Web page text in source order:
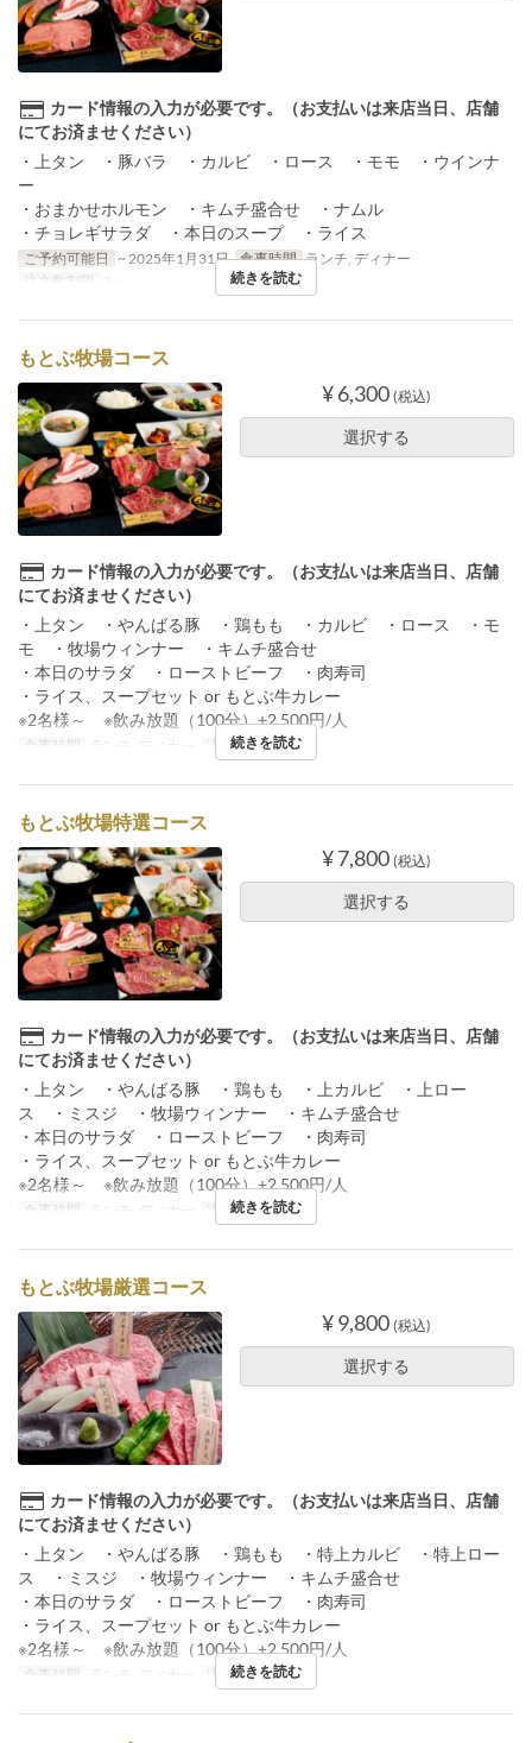
カード情報の入力が必要です。（お支払いは来店当日、店舗
にてお済ませください）
・上タン ・豚バラ ・カルビ ・ロース ・モモ ・ウインナ
ー
・おまかせホルモン ・キムチ盛合せ ・ナムル
・チョレギサラダ ・本日のスープ ・ライス
ご予約可能日 ~ 2025年1月31日 食事時間 ランチ, ディナー
注文数制限
2 ~ 続きを読む
もとぶ牧場コース
¥ 6,300 (税込)
選択する
カード情報の入力が必要です。（お支払いは来店当日、店舗
にてお済ませください）
・上タン ・やんばる豚 ・鶏もも ・カルビ ・ロース ・モ
モ ・牧場ウィンナー ・キムチ盛合せ
・本日のサラダ ・ローストビーフ ・肉寿司
・ライス、スープセット or もとぶ牛カレー
※2名様～ ※飲み放題（100分）+2,500円/人
食事時間 ランチ, ディナー 注文数制限 2 ~
続きを読む
もとぶ牧場特選コース
¥ 7,800 (税込)
選択する
カード情報の入力が必要です。（お支払いは来店当日、店舗
にてお済ませください）
・上タン ・やんばる豚 ・鶏もも ・上カルビ ・上ロー
ス ・ミスジ ・牧場ウィンナー ・キムチ盛合せ
・本日のサラダ ・ローストビーフ ・肉寿司
・ライス、スープセット or もとぶ牛カレー
※2名様～ ※飲み放題（100分）+2,500円/人
食事時間 ランチ, ディナー 注文数制限 2 ~
続きを読む
もとぶ牧場厳選コース
¥ 9,800 (税込)
選択する
カード情報の入力が必要です。（お支払いは来店当日、店舗
にてお済ませください）
・上タン ・やんばる豚 ・鶏もも ・特上カルビ ・特上ロー
ス ・ミスジ ・牧場ウィンナー ・キムチ盛合せ
・本日のサラダ ・ローストビーフ ・肉寿司
・ライス、スープセット or もとぶ牛カレー
※2名様～ ※飲み放題（100分）+2,500円/人
食事時間 ランチ, ディナー 注文数制限 2 ~
続きを読む